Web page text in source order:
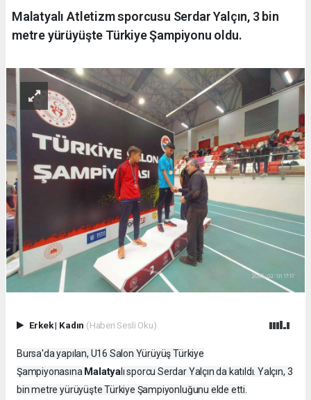
Malatyalı Atletizm sporcusu Serdar Yalçın, 3 bin
metre yürüyüşte Türkiye Şampiyonu oldu.
Erkek| Kadın (Haberi Sesli Oku)
Bursa'da yapılan, U16 Salon Yürüyüş Türkiye
Şampiyonasına Malatyalı sporcu Serdar Yalçın da katıldı. Yalçın, 3
bin metre yürüyüşte Türkiye Şampiyonluğunu elde etti.